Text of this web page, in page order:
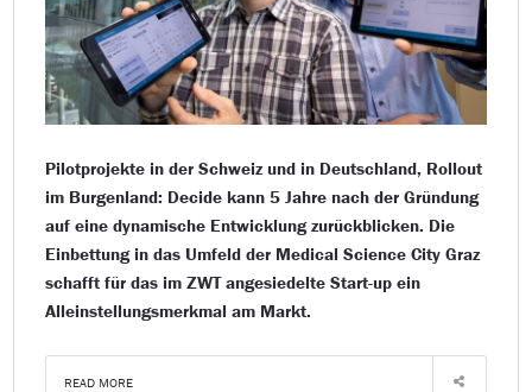
Pilotprojekte in der Schweiz und in Deutschland, Rollout
im Burgenland: Decide kann 5 Jahre nach der Gründung
auf eine dynamische Entwicklung zurückblicken. Die
Einbettung in das Umfeld der Medical Science City Graz
schafft für das im ZWT angesiedelte Start-up ein
Alleinstellungsmerkmal am Markt.
READ MORE